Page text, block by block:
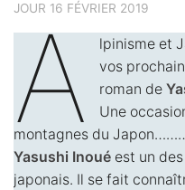
JOUR 16 FÉVRIER 2019
A
lpinisme et
vos
roman de
Une
montagnes du
Yasushi Inoué est un
japonais. Il se fait